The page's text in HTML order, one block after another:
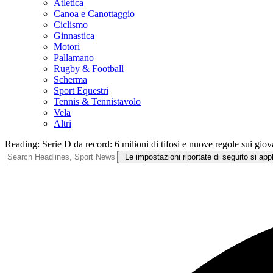
Atletica
Canoa e Canottaggio
Ciclismo
Ginnastica
Motori
Pallamano
Rugby & Football
Scherma
Sport Equestri
Tennis & Tennistavolo
Vela
Altri
Reading: Serie D da record: 6 milioni di tifosi e nuove regole sui